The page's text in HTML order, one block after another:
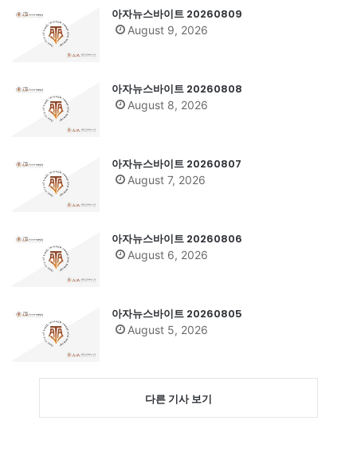
아자뉴스바이트 20260809
August 9, 2026
아자뉴스바이트 20260808
August 8, 2026
아자뉴스바이트 20260807
August 7, 2026
아자뉴스바이트 20260806
August 6, 2026
아자뉴스바이트 20260805
August 5, 2026
다른 기사 보기